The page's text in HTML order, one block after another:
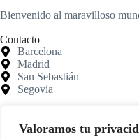
Valoramos tu
Bienvenido al maravilloso
Contacto
Barcelona
Madrid
San Sebastián
Segovia
Mi cuenta